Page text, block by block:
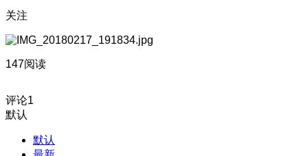
关注
147阅读
评论1
默认
默认